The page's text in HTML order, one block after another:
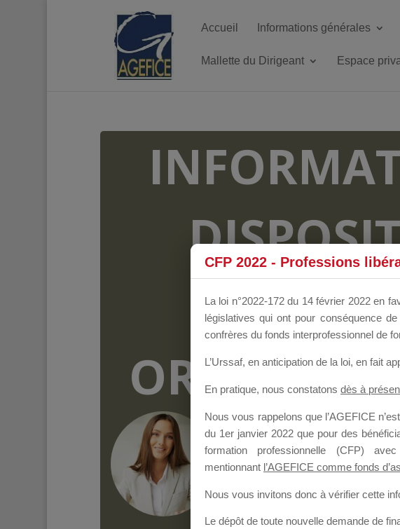
Accueil Informations générales
Mallette du Dirigeant Espace
Groupe Public il y a 12 heures
CFP 2022 - Professions
La loi n°2022-172 du 14 février 2022 en
législatives qui ont pour conséquence
confrères du fonds interprofessionnel de
L’Urssaf, en anticipation de la loi, en fait
En pratique, nous constatons dès à
Nous vous rappelons que l’AGEFICE
du 1er janvier 2022 que pour des
formation professionnelle (CFP)
mentionnant l’AGEFICE comme fonds
Nous vous invitons donc à vérifier cette
Le dépôt de toute nouvelle demande de